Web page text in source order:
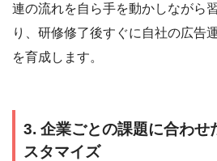
連の流れを自ら手を動かしながら
り、研修修了後すぐに自社の広告
を育成します。
3. 企業ごとの課題に合わせ
スタマイズ